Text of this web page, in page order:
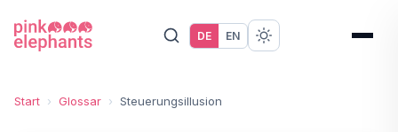
DE EN
Start › Glossar › Steuerungsillusion